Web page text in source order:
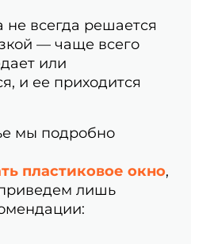
всегда решается
— чаще всего
или
и ее приходится
мы подробно
пластиковое окно,
лишь